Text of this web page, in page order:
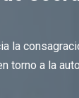
la
torno a la